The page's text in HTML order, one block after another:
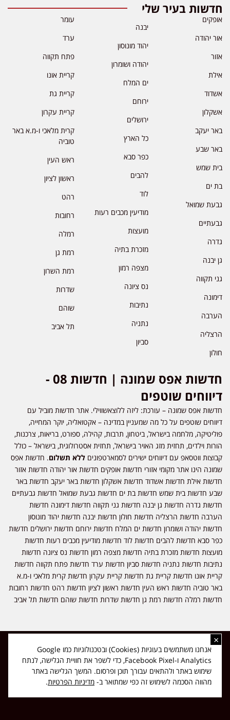
חדשות בעיר שלי
אופקים
אור יהודה
אזור
אילת
אשדוד
אשקלון
באר יעקב
באר שבע
בית שמש
בת ים
גבעת שמואל
גבעתיים
גדרה
גן יבנה
גני תקווה
דימונה
הערבה
הרצליה
חולון
יבנה
יהוד מונוסון
יהודה ושומרון
ים המלח
ירוחם
ירושלים
כל הארץ
כפר סבא
להבים
לוד
מודיעין מכבים רעות
מועצות
מזכרת בתיה
מצפה רמון
נס ציונה
נתיבות
נתניה
סביון
עומר
ערד
פתח תקווה
קריית אונו
קריית גת
קריית עקרון
קרית מלאכי ו-מ.א באר
טוביה
ראש העין
ראשון לציון
רהט
רחובות
רמלה
רמת גן
רמת השרון
שדרות
שוהם
תל אביב
חדשות אפס שמונה | חדשות 08 -
דיווחים שוטפים
חדשות אפס שמונה – עורכת: ליזה ללוצאשווילי. אתר חדשות מוביל עם
דיווחים שוטפים על כל מה שמעניין במדינה – אקטואליה, יוקר המחייה,
פוליטיקה, מלחמה בישראל, ביטחון, תרבות, קהילה, ספורט, בריאות, צרכנות,
הורות וילדים, תחזית מזג האויר בישראל, תחזית אסטרולוגית, בישראל – כולל
קבוצות ווטסאפ עם דיווחים ישירים לסמארטפונים ללא תשלום. חדשות אפס
שמונה הינו אתר מקומי אזורי חדשות אופקים חדשות אור יהודה חדשות אזור
חדשות אילת חדשות אשדוד חדשות אשקלון חדשות באר יעקב חדשות באר
שבע חדשות בית שמש חדשות בת ים חדשות גבעת שמואל חדשות גבעתיים
חדשות גדרה חדשות גן יבנה חדשות גני תקווה חדשות דימונה חדשות
הערבה חדשות הרצליה חדשות חולון חדשות יבנה חדשות יהוד מונוסון
חדשות יהודה ושומרון חדשות ים המלח חדשות ירוחם חדשות ירושלים חדשות
כפר סבא חדשות להבים חדשות לוד חדשות מודיעין מכבים רעות חדשות
מועצות חדשות מזכרת בתיה חדשות מצפה רמון חדשות נס ציונה חדשות
נתיבות חדשות נתניה חדשות סביון חדשות ערד חדשות פתח תקווה חדשות
קריית אונו חדשות קריית גת חדשות קריית עקרון חדשות קרית מלאכי ו-מ.א
באר טוביה חדשות ראש העין חדשות ראשון לציון חדשות רהט חדשות רחובות
חדשות רמלה חדשות רמת גן חדשות שדרות חדשות שוהם חדשות תל אביב
כל הזכויות שמורות ל-ליזה ללוצאשווילי - חדשות אפס שמונה - דיווחים בזמן
אמת, נוסד בשנת 2019 | טל' לפרסומים 054-9759222 מייל מערכת
news08.net@gmail.com
Made with ❤ byDIGITA
×
אנחנו משתמשים בעוגיות (Cookies) ובטכנולוגיות כמו Google
Analytics ו-Facebook Pixel, כדי לשפר את חוויית הגלישה, לנתח
שימוש באתר ולהתאים עבורך תוכן ופרסום. המשך הגלישה באתר
מהווה הסכמה לשימוש זה כפי שמתואר ב- מדיניות הפרטיות.